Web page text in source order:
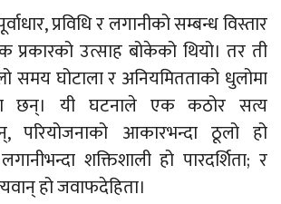
प्रविधि र लगानीको सम्बन्ध विस्तार
प्रकारको उत्साह बोकेको थियो। तर ती
समय घोटाला र अनियमितताको धुलोमा
छन्। यी घटनाले एक कठोर सत्य
परियोजनाको आकारभन्दा ठूलो हो
शक्तिशाली हो पारदर्शिता; र
हो जवाफदेहिता।